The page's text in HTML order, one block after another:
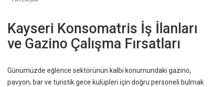
Kayseri Konsomatris İş İlanları
ve Gazino Çalışma Fırsatları
Günümüzde eğlence sektörünün kalbi konumundaki gazino,
pavyon, bar ve turistik gece kulüpleri için doğru personeli bulmak